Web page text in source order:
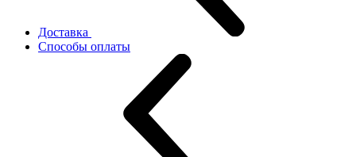
Доставка
Способы оплаты